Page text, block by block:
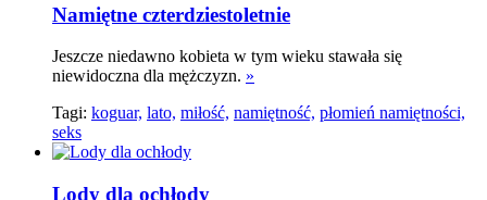
Namiętne czterdziestoletnie
Jeszcze niedawno kobieta w tym wieku stawała się
niewidoczna dla mężczyzn. »
Tagi: koguar, lato, miłość, namiętność, płomień namiętności,
seks
Lody dla ochłody